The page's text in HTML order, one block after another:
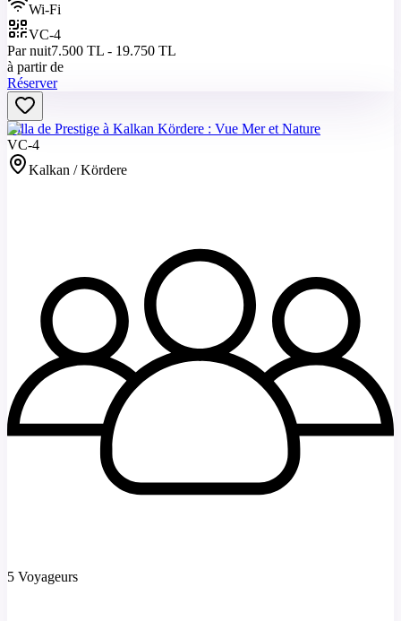
Wi-Fi
VC-4
Par nuit7.500 TL - 19.750 TL
à partir de
Réserver
Villa de Prestige à Kalkan Kördere : Vue Mer et Nature
VC-4
Kalkan / Kördere
5 Voyageurs